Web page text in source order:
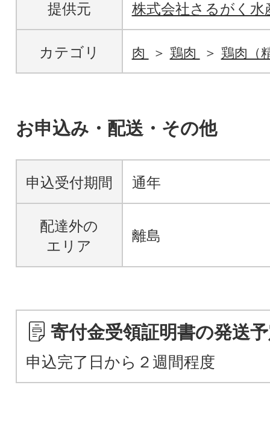
提供元 株式会社さるがく水
カテゴリ 肉 鶏肉 鶏肉（
お申込み・配送・その他
申込受付期間 通年
配達外の
エリア
離島
寄付金受領証明書の発送
申込完了日から２週間程度